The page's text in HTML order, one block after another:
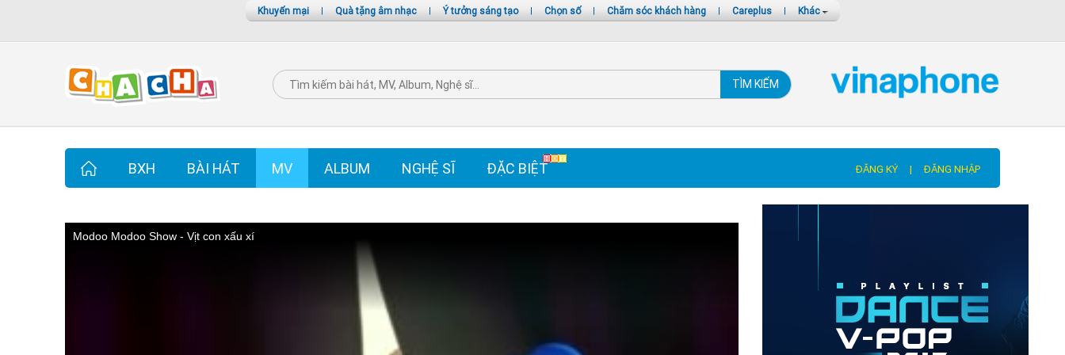
Khuyến mại | Quà tặng âm nhạc | Ý tưởng sáng tạo | Chọn số | Chăm sóc khách hàng | Careplus | Khác
TÌM KIẾM
BXH BÀI HÁT MV ALBUM NGHỆ SĨ ĐẶC BIỆT ĐĂNG KÝ | ĐĂNG NHẬP
Modoo Modoo Show - Vịt con xấu xí